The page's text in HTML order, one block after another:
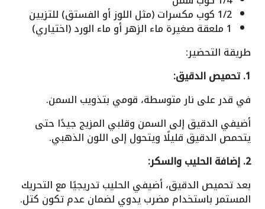
1/2 كوب مكسرات (مثل اللوز أو الفستق) للتزيين
1 ملعقة صغيرة ماء الزهر أو ماء الورد (اختياري)
طريقة التحضير:
1. تحميص الدقيق:
في قدر على نار متوسطة، قومي بتذويب السمن.
أضيفي الدقيق إلى السمن وقلبي المزيج جيدًا حتى
يتحمص الدقيق قليلًا ويتحول إلى اللون الذهبي.
2. إضافة الحليب والسكر:
بعد تحميص الدقيق، أضيفي الحليب تدريجيًا مع التحريك
المستمر باستخدام مضرب يدوي لضمان عدم تكون كتل.